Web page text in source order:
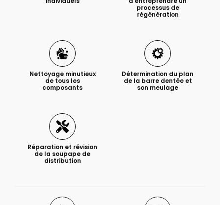
processus de
régénération
Nettoyage minutieux
de tous les
composants
Détermination du plan
de la barre dentée et
son meulage
Réparation et révision
de la soupape de
distribution